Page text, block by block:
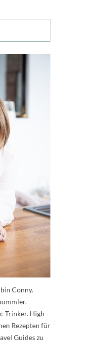
Conny.
Trinker. High
Rezepten für
Guides zu